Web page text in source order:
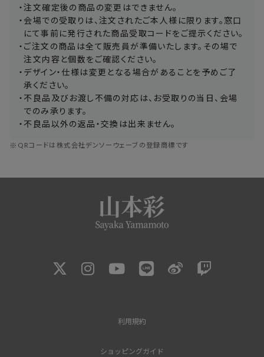
・注文確定後の商品の変更はできません。
・ 会場での受取りは、注文されたご本人様に限ります。窓口
にて事前に発行された商品受取コードをご提示ください。
・ ご注文の商品は全て販売員が準備いたします。その場で
注文内容と個数をご確認ください。
・ デザイン・仕様は変更となる場合があることを予めご了
承ください。
・ 不良品及びお渡し不備の対応は、お受取りの当日、会場
でのみ承ります。
・ 不良品以外の返品・交換は出来ません。
※ QRコードは株式会社デンソーウェーブの登録商標です
利用規約
ショッピングガイド